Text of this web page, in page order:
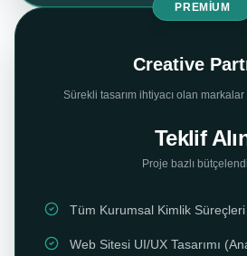
PREMIUM
Creative
Sürekli tasarım ihtiyacı olan
Teklif
Proje bazlı
Tüm Kurumsal Kimlik Süreçleri
Web Sitesi UI/UX Tasarımı